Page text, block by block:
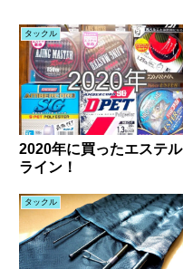
タックル
2020年に買ったエステル
ライン！
タックル